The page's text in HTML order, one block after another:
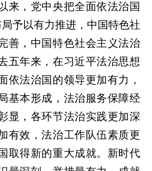
来，党中央把全面依法治国
予以有力推进，中国特色社
善，中国特色社会主义法治
五年来，在习近平法治思想
依法治国的领导更加有力，
基本形成，法治服务保障经
显，各环节法治实践更加深
有效，法治工作队伍素质更
取得新的重大成就。新时代